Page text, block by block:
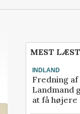
MEST
INDLAND
Fredning
Landmand
at få